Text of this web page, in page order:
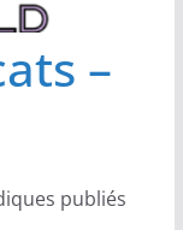
–
publiés